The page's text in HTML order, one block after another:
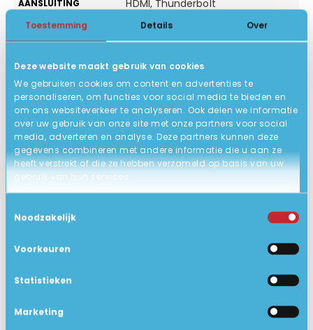
Toestemming Details Over
Deze website maakt gebruik van cookies
We gebruiken cookies om content en advertenties te
personaliseren, om functies voor social media te bieden en
om ons websiteverkeer te analyseren. Ook delen we informatie
over uw gebruik van onze site met onze partners voor social
media, adverteren en analyse. Deze partners kunnen deze
gegevens combineren met andere informatie die u aan ze
heeft verstrekt of die ze hebben verzameld op basis van uw
gebruik van hun services.
Noodzakelijk
Voorkeuren
Statistieken
Marketing
AANSLUITING HDMI, Thunderbolt
BESTURINGSSYSTEEM Windows 11 Pro 64-bits
ACCU
STATUS PRODUCT
Nieuw, in open doos!
GARANTIE
NETWERK
Geen LAN
BLUETOOTH Ja
BLUETOOTH VERSIE
DVD SPELER
GEWICHT IN KG